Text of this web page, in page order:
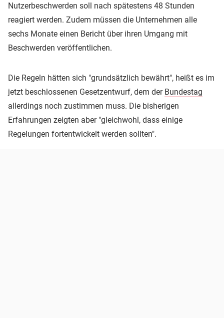
Nutzerbeschwerden soll nach spätestens 48 Stunden
reagiert werden. Zudem müssen die Unternehmen alle
sechs Monate einen Bericht über ihren Umgang mit
Beschwerden veröffentlichen.
Die Regeln hätten sich "grundsätzlich bewährt", heißt es im
jetzt beschlossenen Gesetzentwurf, dem der Bundestag
allerdings noch zustimmen muss. Die bisherigen
Erfahrungen zeigten aber "gleichwohl, dass einige
Regelungen fortentwickelt werden sollten".